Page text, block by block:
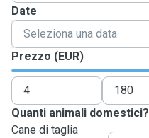
Date
Prezzo (EUR)
Quanti animali domestici?
Cane di taglia